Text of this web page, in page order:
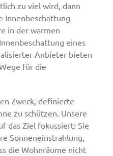
zu viel wird, dann
Innenbeschattung
in der warmen
eines
Anbieter bieten
für die
Zweck, definierte
zu schützen. Unsere
das Ziel fokussiert: Sie
Sonneneinstrahlung,
die Wohnräume nicht